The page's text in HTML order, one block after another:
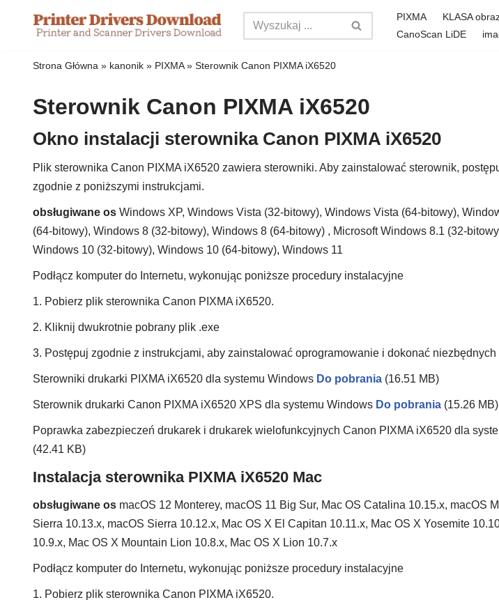
Przejdź
PIXMA KLASA
CanoScan LiDE
Strona Główna » kanonik » PIXMA» Sterownik Canon PIXMA iX6520
Sterownik Canon PIXMA iX6520
Okno instalacji sterownika Canon PIXMA iX6520
Plik sterownika Canon PIXMA iX6520 zawiera sterowniki. Aby zainstalować sterownik,
zgodnie z poniższymi instrukcjami.
obsługiwane os Windows XP, Windows Vista (32-bitowy), Windows Vista (64-bitowy),
(64-bitowy), Windows 8 (32-bitowy), Windows 8 (64-bitowy) , Microsoft Windows 8.1 (32-
Windows 10 (32-bitowy), Windows 10 (64-bitowy), Windows 11
Podłącz komputer do Internetu, wykonując poniższe procedury instalacyjne
1. Pobierz plik sterownika Canon PIXMA iX6520.
2. Kliknij dwukrotnie pobrany plik .exe
3. Postępuj zgodnie z instrukcjami, aby zainstalować oprogramowanie i dokonać niezbędnych
Sterowniki drukarki PIXMA iX6520 dla systemu Windows Do pobrania (16.51 MB)
Sterownik drukarki Canon PIXMA iX6520 XPS dla systemu Windows Do pobrania (15.26 MB)
Poprawka zabezpieczeń drukarek i drukarek wielofunkcyjnych Canon PIXMA iX6520 dla
(42.41 KB)
Instalacja sterownika PIXMA iX6520 Mac
obsługiwane os macOS 12 Monterey, macOS 11 Big Sur, Mac OS Catalina 10.15.x, macOS
Sierra 10.13.x, macOS Sierra 10.12.x, Mac OS X El Capitan 10.11.x, Mac OS X Yosemite
10.9.x, Mac OS X Mountain Lion 10.8.x, Mac OS X Lion 10.7.x
Podłącz komputer do Internetu, wykonując poniższe procedury instalacyjne
1. Pobierz plik sterownika Canon PIXMA iX6520.